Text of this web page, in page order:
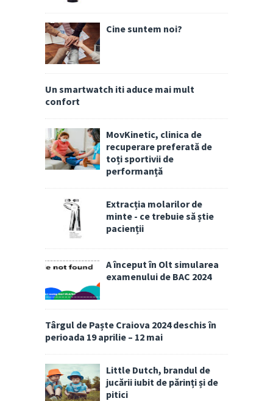
Cine suntem noi?
Un smartwatch iti aduce mai mult
confort
MovKinetic, clinica de
recuperare preferată de
toți sportivii de
performanță
Extracția molarilor de
minte - ce trebuie să știe
pacienții
A început în Olt simularea
examenului de BAC 2024
Târgul de Paște Craiova 2024 deschis în
perioada 19 aprilie – 12 mai
Little Dutch, brandul de
jucării iubit de părinți și de
pitici